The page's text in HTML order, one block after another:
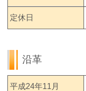
定休日
沿革
平成24年11月